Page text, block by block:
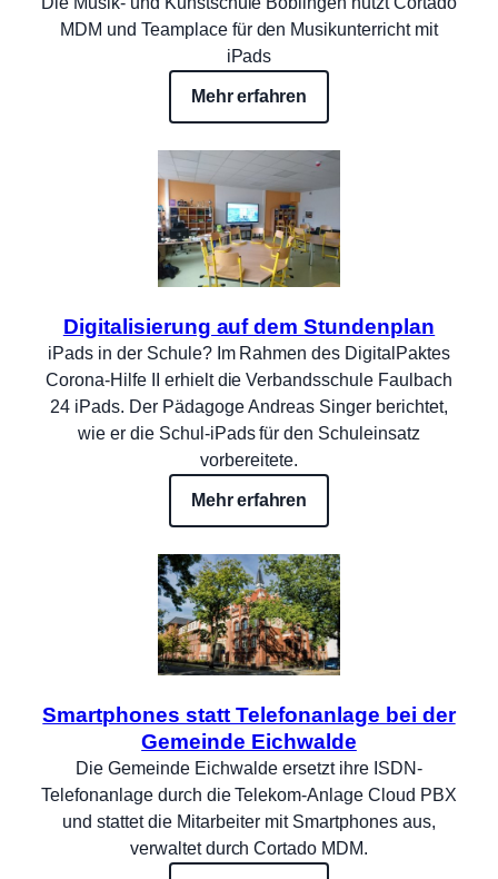
MDM und Teamplace für den Musikunterricht mit
iPads
Mehr erfahren
Digitalisierung auf dem Stundenplan
iPads in der Schule? Im Rahmen des DigitalPaktes
Corona-Hilfe II erhielt die Verbandsschule Faulbach
24 iPads. Der Pädagoge Andreas Singer berichtet,
wie er die Schul-iPads für den Schuleinsatz
vorbereitete.
Mehr erfahren
Smartphones statt Telefonanlage bei der
Gemeinde Eichwalde
Die Gemeinde Eichwalde ersetzt ihre ISDN-
Telefonanlage durch die Telekom-Anlage Cloud PBX
und stattet die Mitarbeiter mit Smartphones aus,
verwaltet durch Cortado MDM.